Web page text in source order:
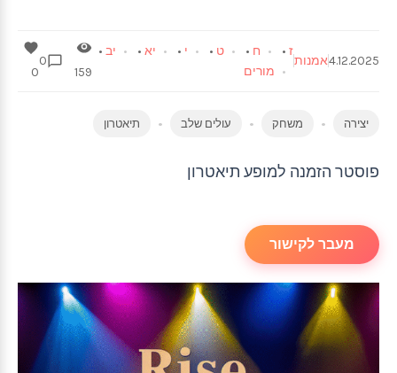
4.12.2025אמנות
ז• ח • ט • י • יא• יב•
מורים
159
0
0
יצירה משחק עולים שלב תיאטרון
פוסטר הזמנה למופע תיאטרון
מעבר לקישור